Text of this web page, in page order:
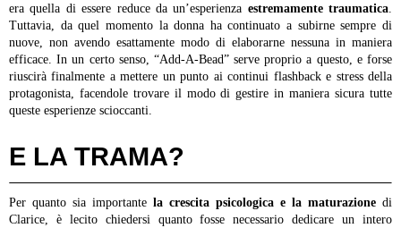
era quella di essere reduce da un’esperienza estremamente traumatica
Tuttavia, da quel momento la donna ha continuato a subirne sempre di
nuove, non avendo esattamente modo di elaborarne nessuna in maniera
efficace. In un certo senso, “Add-A-Bead” serve proprio a questo, e forse
riuscirà finalmente a mettere un punto ai continui flashback e stress della
protagonista, facendole trovare il modo di gestire in maniera sicura tutte
queste esperienze scioccanti.
E LA TRAMA?
Per quanto sia importante la crescita psicologica e la maturazione di
Clarice, è lecito chiedersi quanto fosse necessario dedicare un intero